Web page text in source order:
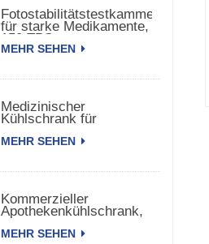
Fotostabilitätstestkammer
für starke Medikamente,
150 TPS
MEHR SEHEN
Medizinischer
Kühlschrank für
pharmazeutische
MEHR SEHEN
Kommerzieller
Apothekenkühlschrank,
Kühlschrank für
pharmazeutische
MEHR SEHEN